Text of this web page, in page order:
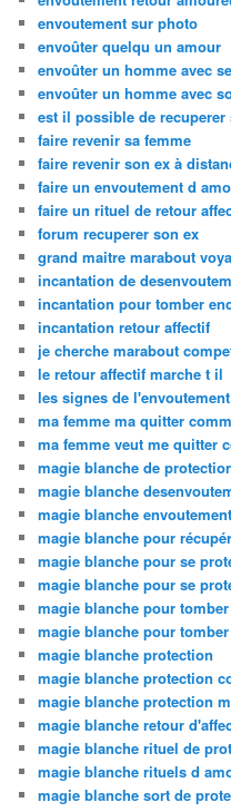
envoutement sur photo
envoûter quelqu un amour
envoûter un homme avec
envoûter un homme avec
est il possible de recuperer
faire revenir sa femme
faire revenir son ex à
faire un envoutement d
faire un rituel de retour
forum recuperer son ex
grand maitre marabout
incantation de
incantation pour tomber
incantation retour affectif
je cherche marabout
le retour affectif marche t il
les signes de
ma femme ma quitter
ma femme veut me quitter
magie blanche de
magie blanche
magie blanche
magie blanche pour
magie blanche pour se
magie blanche pour se
magie blanche pour
magie blanche pour
magie blanche protection
magie blanche protection
magie blanche protection
magie blanche retour
magie blanche rituel de
magie blanche rituels d
magie blanche sort de